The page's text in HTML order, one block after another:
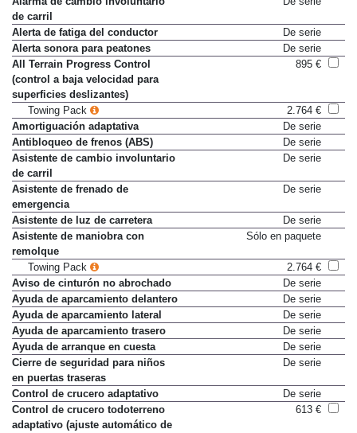
de carril
Alerta de fatiga del conductor
De serie
Alerta sonora para peatones
De serie
All Terrain Progress Control
(control a baja velocidad para
superficies deslizantes)
895 €
Towing Pack
2.764 €
Amortiguación adaptativa
De serie
Antibloqueo de frenos (ABS)
De serie
Asistente de cambio involuntario
de carril
De serie
Asistente de frenado de
emergencia
De serie
Asistente de luz de carretera
De serie
Asistente de maniobra con
remolque
Sólo en paquete
Towing Pack
2.764 €
Aviso de cinturón no abrochado
De serie
Ayuda de aparcamiento delantero
De serie
Ayuda de aparcamiento lateral
De serie
Ayuda de aparcamiento trasero
De serie
Ayuda de arranque en cuesta
De serie
Cierre de seguridad para niños
en puertas traseras
De serie
Control de crucero adaptativo
De serie
Control de crucero todoterreno
adaptativo (ajuste automático de
613 €